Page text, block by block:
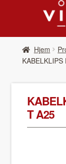
Hopp
til
Hopp
til
innhold
Se
Hjem
T A25